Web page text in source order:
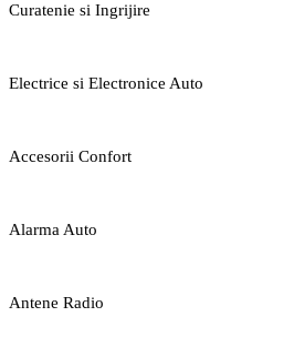
Curatenie si Ingrijire
Electrice si Electronice Auto
Accesorii Confort
Alarma Auto
Antene Radio